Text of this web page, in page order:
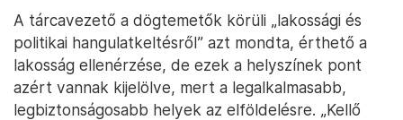
A tárcavezető a dögtemetők körüli „lakossági és
politikai hangulatkeltésről” azt mondta, érthető a
lakosság ellenérzése, de ezek a helyszínek pont
azért vannak kijelölve, mert a legalkalmasabb,
legbiztonságosabb helyek az elföldelésre. „Kellő